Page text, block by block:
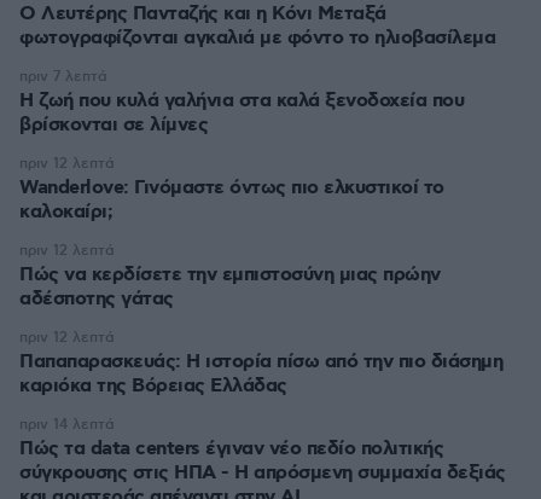
Ο Λευτέρης Πανταζής και η Κόνι Μεταξά
φωτογραφίζονται αγκαλιά με φόντο το ηλιοβασίλεμα
Η ζωή που κυλά γαλήνια στα καλά ξενοδοχεία που
βρίσκονται σε λίμνες
πριν 7 λεπτά
Wanderlove: Γινόμαστε όντως πιο ελκυστικοί το
καλοκαίρι;
πριν 12 λεπτά
Πώς να κερδίσετε την εμπιστοσύνη μιας πρώην
αδέσποτης γάτας
πριν 12 λεπτά
Παπαπαρασκευάς: Η ιστορία πίσω από την πιο διάσημη
καριόκα της Βόρειας Ελλάδας
πριν 12 λεπτά
Πώς τα data centers έγιναν νέο πεδίο πολιτικής
σύγκρουσης στις ΗΠΑ - Η απρόσμενη συμμαχία δεξιάς
πριν 14 λεπτά